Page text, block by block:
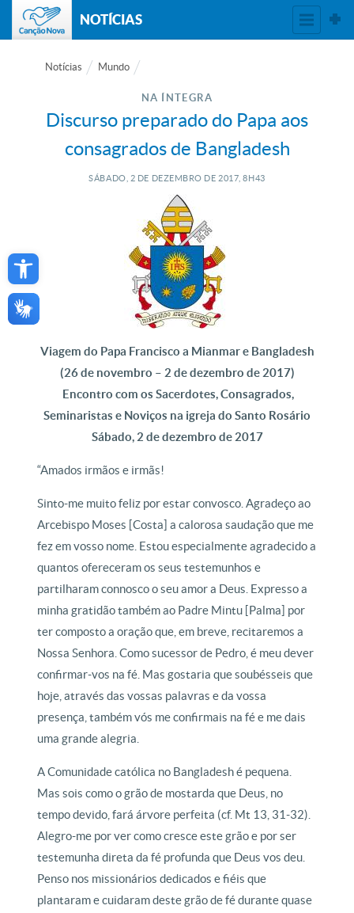
Open toolbar
NOTÍCIAS
Notícias Mundo
NA ÍNTEGRA
Discurso preparado do Papa aos
consagrados de Bangladesh
SÁBADO, 2 DE DEZEMBRO DE 2017, 8H43
Viagem do Papa Francisco a Mianmar e Bangladesh
(26 de novembro – 2 de dezembro de 2017)
Encontro com os Sacerdotes, Consagrados,
Seminaristas e Noviços na igreja do Santo Rosário
Sábado, 2 de dezembro de 2017
“Amados irmãos e irmãs!
Sinto-me muito feliz por estar convosco. Agradeço ao
Arcebispo Moses [Costa] a calorosa saudação que me
fez em vosso nome. Estou especialmente agradecido a
quantos ofereceram os seus testemunhos e
partilharam connosco o seu amor a Deus. Expresso a
minha gratidão também ao Padre Mintu [Palma] por
ter composto a oração que, em breve, recitaremos a
Nossa Senhora. Como sucessor de Pedro, é meu dever
confirmar-vos na fé. Mas gostaria que soubésseis que
hoje, através das vossas palavras e da vossa
presença, também vós me confirmais na fé e me dais
uma grande alegria.
A Comunidade católica no Bangladesh é pequena.
Mas sois como o grão de mostarda que Deus, no
tempo devido, fará árvore perfeita (cf. Mt 13, 31-32).
Alegro-me por ver como cresce este grão e por ser
testemunha direta da fé profunda que Deus vos deu.
Penso nos missionários dedicados e fiéis que
plantaram e cuidaram deste grão de fé durante quase